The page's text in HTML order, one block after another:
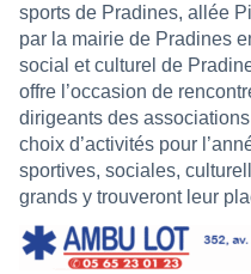
sports de Pradines, allée
par la mairie de Pradines
social et culturel de
offre l’occasion de
dirigeants des
choix d’activités pour
sportives, sociales,
grands y trouveront leur